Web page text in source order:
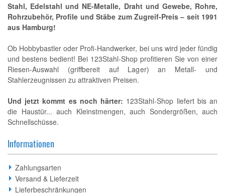
Stahl, Edelstahl und NE-Metalle, Draht und Gewebe, Rohre,
Rohrzubehör, Profile und Stäbe zum Zugreif-Preis – seit 1991
aus Hamburg!
Ob Hobbybastler oder Profi-Handwerker, bei uns wird jeder fündig
und bestens bedient! Bei 123Stahl-Shop profitieren Sie von einer
Riesen-Auswahl (griffbereit auf Lager) an Metall- und
Stahlerzeugnissen zu attraktiven Preisen.
Und jetzt kommt es noch härter: 123Stahl-Shop liefert bis an
die Haustür... auch Kleinstmengen, auch Sondergrößen, auch
Schnellschüsse.
Informationen
Zahlungsarten
Versand & Lieferzeit
Lieferbeschränkungen